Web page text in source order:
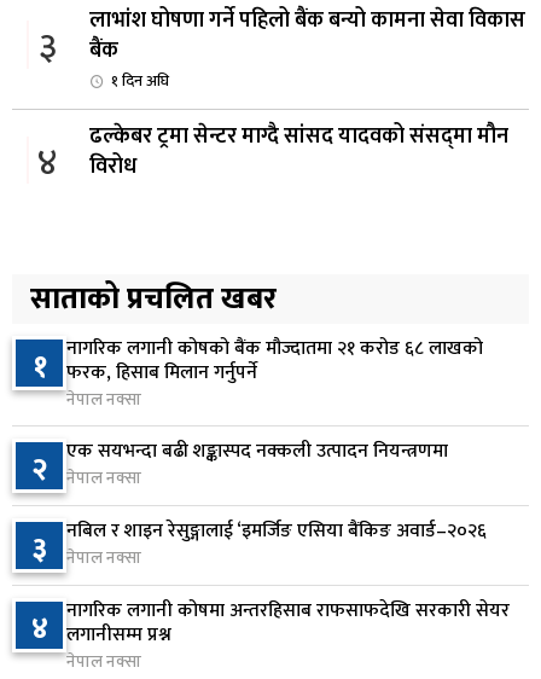
३
लाभांश घोषणा गर्ने पहिलो बैंक बन्यो कामना सेवा विकास
बैंक
१ दिन अघि
४
ढल्केबर ट्रमा सेन्टर माग्दै सांसद यादवको संसद्‌मा मौन
विरोध
५
बजेट शेखरद्धारा लिन अस्वीकार
२ दिन अघि
६
रूकुम पश्चिममा प्रहरीको गाडीले मोटरसाइकललाई
ठक्कर दिँदा किशोरको मृत्यु
२ दिन अघि
७
प्रतिनिधिसभा बैठक बस्दै , पाँच विधेयक र प्रतिवेदन
प्रस्तुत हुने
२ दिन अघि
८
आज बस्ने भनिएको राष्ट्रिय सभाको बैठक बुधबारका लागि
सर्‍यो
२ दिन अघि
साताको प्रचलित खबर
१ नागरिक लगानी कोषको बैंक मौज्दातमा २१ करोड ६८ लाखको
फरक, हिसाब मिलान गर्नुपर्ने
नेपाल नक्सा
२ एक सयभन्दा बढी शङ्कास्पद नक्कली उत्पादन नियन्त्रणमा
नेपाल नक्सा
३ नबिल र शाइन रेसुङ्गालाई ‘इमर्जिङ एसिया बैंकिङ अवार्ड–२०२६
नेपाल नक्सा
४ नागरिक लगानी कोषमा अन्तरहिसाब राफसाफदेखि सरकारी सेयर
लगानीसम्म प्रश्न
नेपाल नक्सा